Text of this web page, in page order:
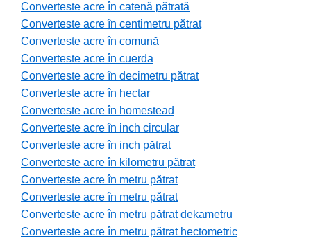
Converteste acre în catenă pătrată
Converteste acre în centimetru pătrat
Converteste acre în comună
Converteste acre în cuerda
Converteste acre în decimetru pătrat
Converteste acre în hectar
Converteste acre în homestead
Converteste acre în inch circular
Converteste acre în inch pătrat
Converteste acre în kilometru pătrat
Converteste acre în metru pătrat
Converteste acre în metru pătrat
Converteste acre în metru pătrat dekametru
Converteste acre în metru pătrat hectometric